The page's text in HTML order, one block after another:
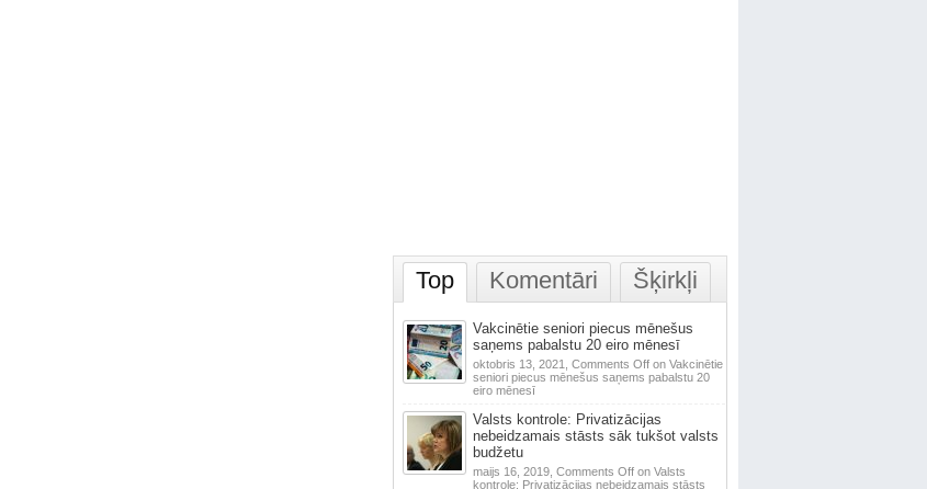
Top Komentāri Šķirkļi
Vakcinētie seniori piecus mēnešus
saņems pabalstu 20 eiro mēnesī
oktobris 13, 2021, Comments Offon Vakcinētie
seniori piecus mēnešus saņems pabalstu 20
eiro mēnesī
Valsts kontrole: Privatizācijas
nebeidzamais stāsts sāk tukšot valsts
budžetu
maijs 16, 2019, Comments Offon Valsts
kontrole: Privatizācijas nebeidzamais stāsts